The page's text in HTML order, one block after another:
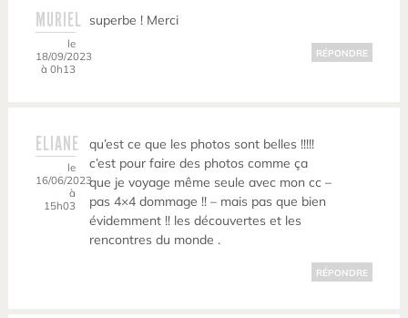
MURIEL
le
18/09/2023
à 0h13
superbe ! Merci
RÉPONDRE
ELIANE
le
16/06/2023
à
15h03
qu’est ce que les photos sont belles !!!!!
c’est pour faire des photos comme ça
que je voyage même seule avec mon cc –
pas 4×4 dommage !! – mais pas que bien
évidemment !! les découvertes et les
rencontres du monde .
RÉPONDRE